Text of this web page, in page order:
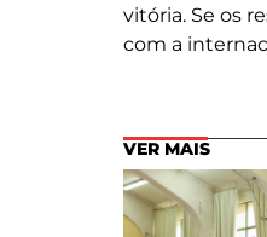
vitória. Se os
com a
VER MAIS